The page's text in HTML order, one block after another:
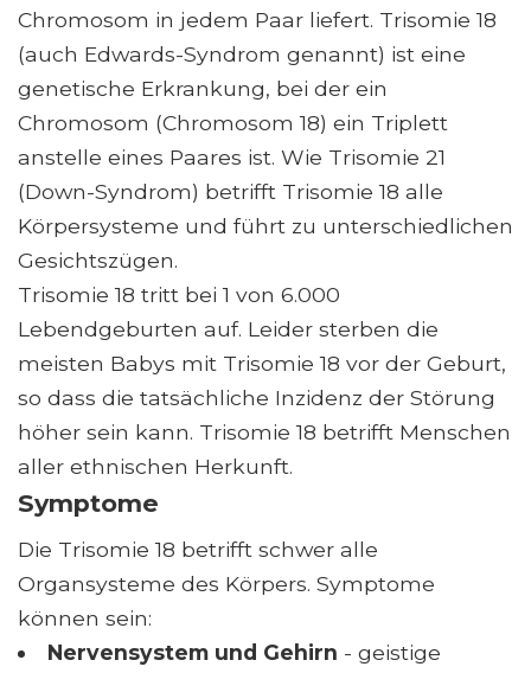
Chromosom in jedem Paar liefert. Trisomie 18
(auch Edwards-Syndrom genannt) ist eine
genetische Erkrankung, bei der ein
Chromosom (Chromosom 18) ein Triplett
anstelle eines Paares ist. Wie Trisomie 21
(Down-Syndrom) betrifft Trisomie 18 alle
Körpersysteme und führt zu unterschiedlichen
Gesichtszügen.
Trisomie 18 tritt bei 1 von 6.000
Lebendgeburten auf. Leider sterben die
meisten Babys mit Trisomie 18 vor der Geburt,
so dass die tatsächliche Inzidenz der Störung
höher sein kann. Trisomie 18 betrifft Menschen
aller ethnischen Herkunft.
Symptome
Die Trisomie 18 betrifft schwer alle
Organsysteme des Körpers. Symptome
können sein:
Nervensystem und Gehirn - geistige